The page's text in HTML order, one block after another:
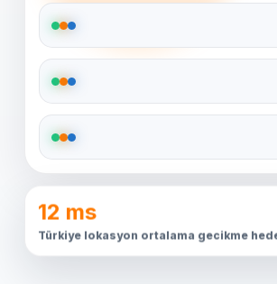
12 ms
Türkiye lokasyon ortalama gecikme